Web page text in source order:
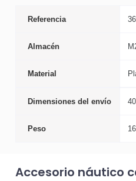
Referencia
Almacén
Material
Dimensiones del envío
Peso
Accesorio náutico